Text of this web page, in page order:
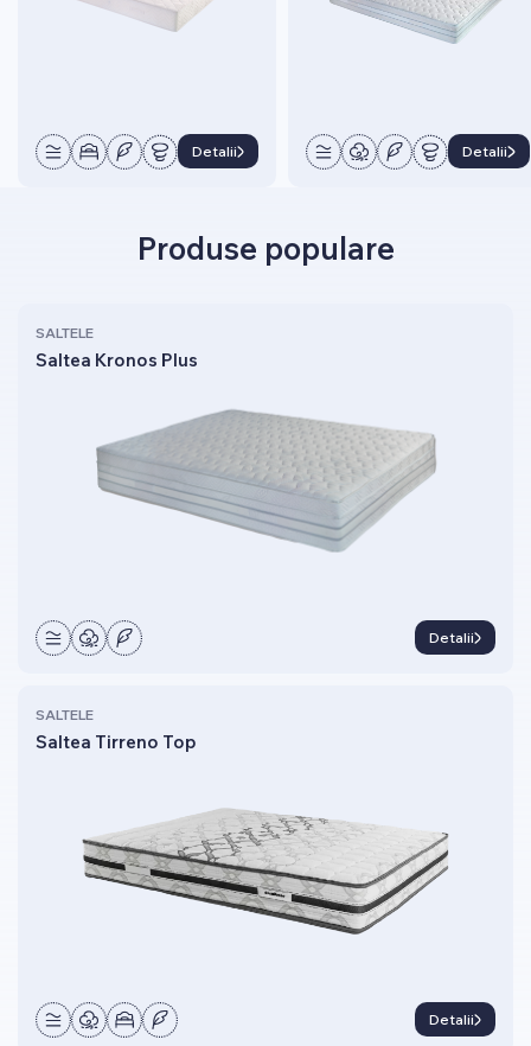
Detalii Detalii
Produse populare
SALTELE
Saltea Kronos Plus
Detalii
SALTELE
Saltea Tirreno Top
Detalii